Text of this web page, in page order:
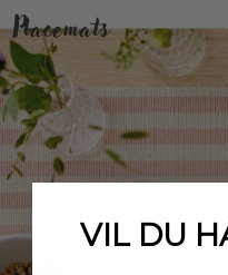
VIL DU